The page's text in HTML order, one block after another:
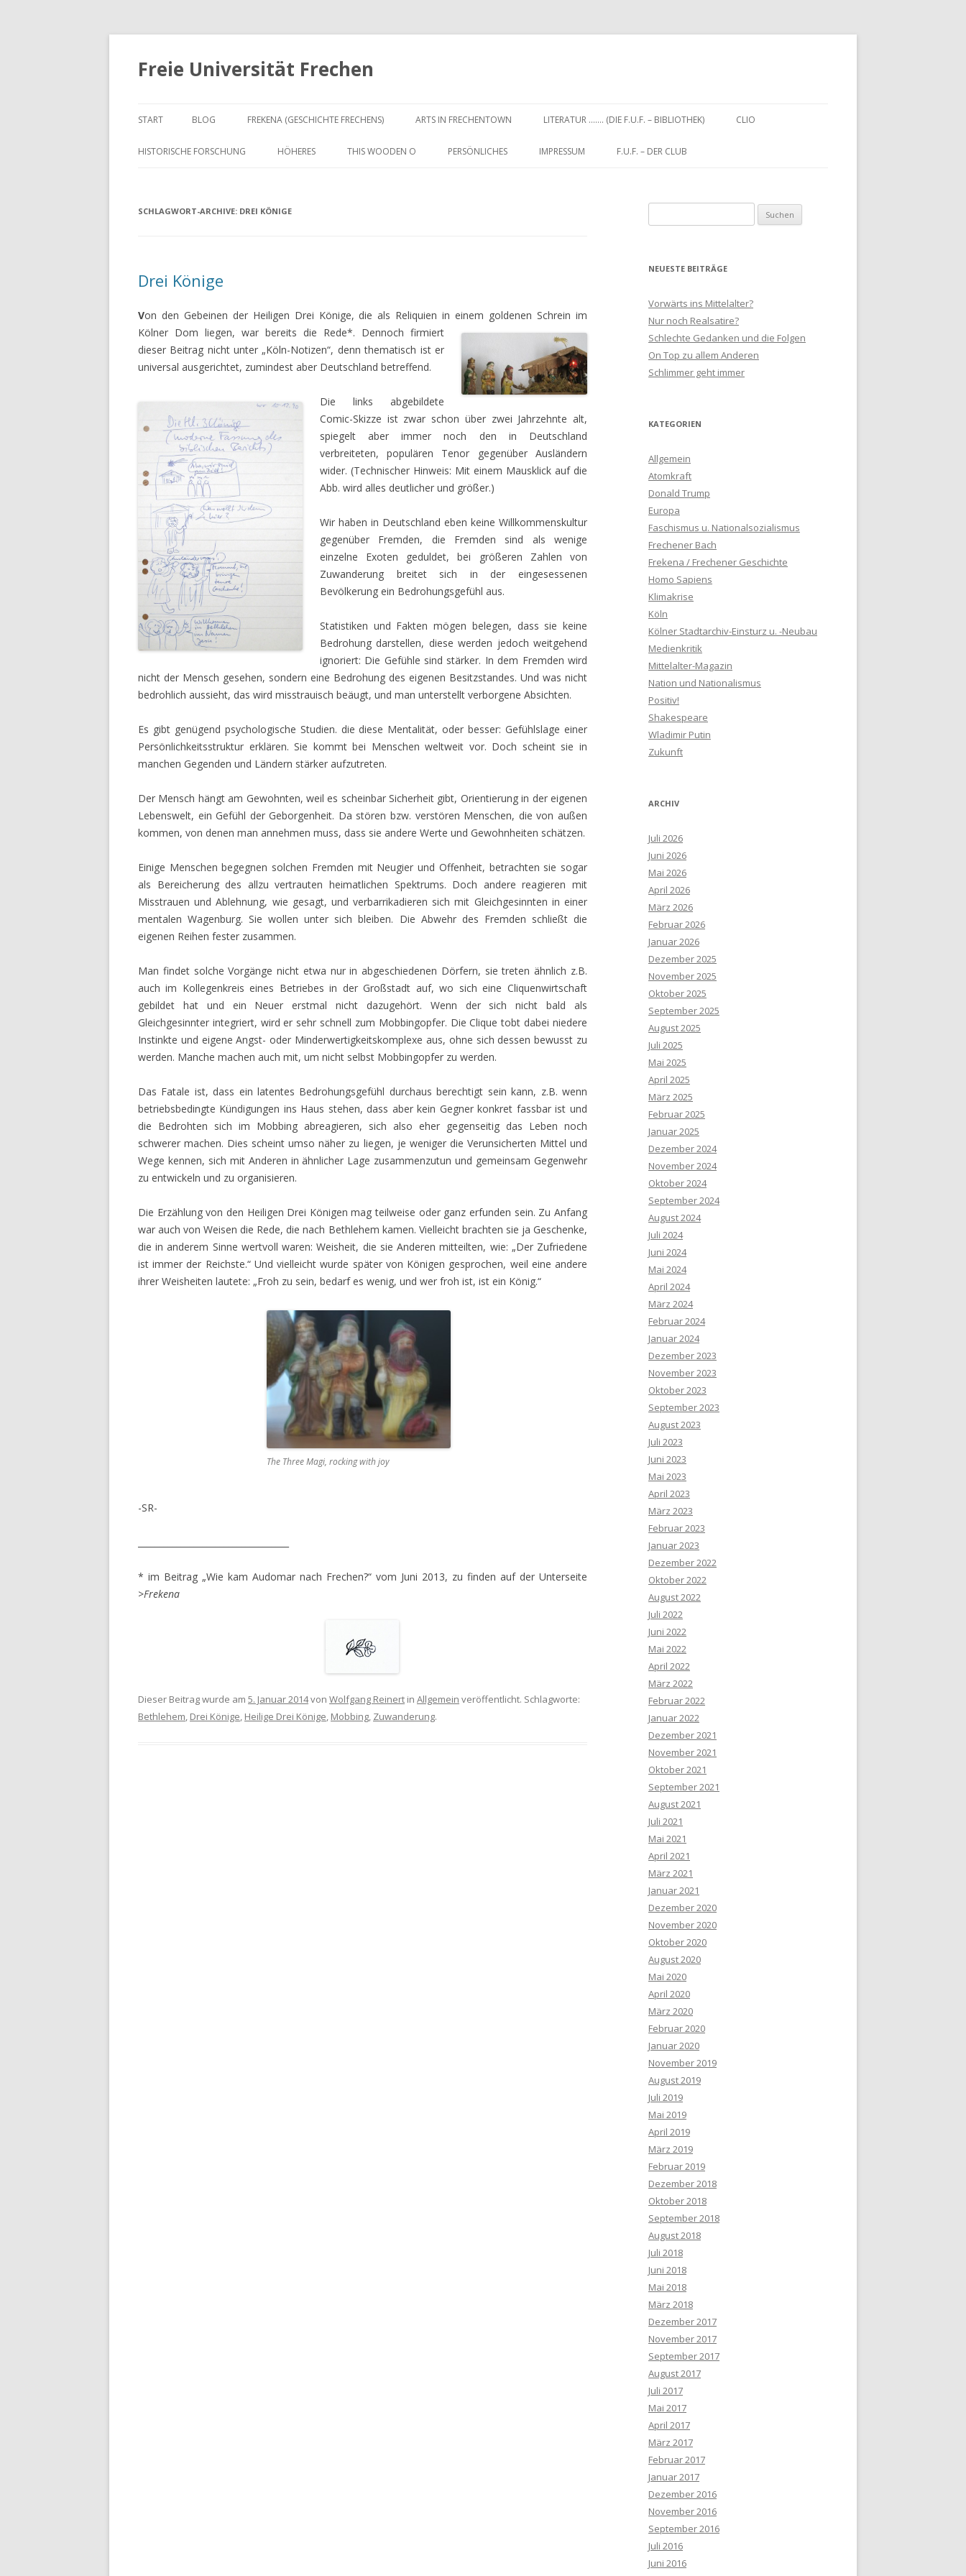
Freie Universität Frechen
Inhalt
START BLOG FREKENA (GESCHICHTE FRECHENS) ARTS IN FRECHENTOWN LITERATUR ……. (DIE F.U.F. – BIBLIOTHEK) CLIO
HISTORISCHE FORSCHUNG HÖHERES THIS WOODEN O PERSÖNLICHES IMPRESSUM F.U.F. – DER CLUB
SCHLAGWORT-ARCHIVE: DREI KÖNIGE
Drei Könige
Von den Gebeinen der Heiligen Drei Könige, die als Reliquien in einem goldenen Schrein im
Kölner Dom liegen, war bereits die Rede*. Dennoch firmiert
dieser Beitrag nicht unter „Köln-Notizen“, denn thematisch ist er
universal ausgerichtet, zumindest aber Deutschland betreffend.
Die links abgebildete
Comic-Skizze ist zwar schon über zwei Jahrzehnte alt,
spiegelt aber immer noch den in Deutschland
verbreiteten, populären Tenor gegenüber Ausländern
wider. (Technischer Hinweis: Mit einem Mausklick auf die
Abb. wird alles deutlicher und größer.)
Wir haben in Deutschland eben keine Willkommenskultur
gegenüber Fremden, die Fremden sind als wenige
einzelne Exoten geduldet, bei größeren Zahlen von
Zuwanderung breitet sich in der eingesessenen
Bevölkerung ein Bedrohungsgefühl aus.
Statistiken und Fakten mögen belegen, dass sie keine
Bedrohung darstellen, diese werden jedoch weitgehend
ignoriert: Die Gefühle sind stärker. In dem Fremden wird
nicht der Mensch gesehen, sondern eine Bedrohung des eigenen Besitzstandes. Und was nicht
bedrohlich aussieht, das wird misstrauisch beäugt, und man unterstellt verborgene Absichten.
Es gibt genügend psychologische Studien. die diese Mentalität, oder besser: Gefühlslage einer
Persönlichkeitsstruktur erklären. Sie kommt bei Menschen weltweit vor. Doch scheint sie in
manchen Gegenden und Ländern stärker aufzutreten.
Der Mensch hängt am Gewohnten, weil es scheinbar Sicherheit gibt, Orientierung in der eigenen
Lebenswelt, ein Gefühl der Geborgenheit. Da stören bzw. verstören Menschen, die von außen
kommen, von denen man annehmen muss, dass sie andere Werte und Gewohnheiten schätzen.
Einige Menschen begegnen solchen Fremden mit Neugier und Offenheit, betrachten sie sogar
als Bereicherung des allzu vertrauten heimatlichen Spektrums. Doch andere reagieren mit
Misstrauen und Ablehnung, wie gesagt, und verbarrikadieren sich mit Gleichgesinnten in einer
mentalen Wagenburg. Sie wollen unter sich bleiben. Die Abwehr des Fremden schließt die
eigenen Reihen fester zusammen.
Man findet solche Vorgänge nicht etwa nur in abgeschiedenen Dörfern, sie treten ähnlich z.B.
auch im Kollegenkreis eines Betriebes in der Großstadt auf, wo sich eine Cliquenwirtschaft
gebildet hat und ein Neuer erstmal nicht dazugehört. Wenn der sich nicht bald als
Gleichgesinnter integriert, wird er sehr schnell zum Mobbingopfer. Die Clique tobt dabei niedere
Instinkte und eigene Angst- oder Minderwertigkeitskomplexe aus, ohne sich dessen bewusst zu
werden. Manche machen auch mit, um nicht selbst Mobbingopfer zu werden.
Das Fatale ist, dass ein latentes Bedrohungsgefühl durchaus berechtigt sein kann, z.B. wenn
betriebsbedingte Kündigungen ins Haus stehen, dass aber kein Gegner konkret fassbar ist und
die Bedrohten sich im Mobbing abreagieren, sich also eher gegenseitig das Leben noch
schwerer machen. Dies scheint umso näher zu liegen, je weniger die Verunsicherten Mittel und
Wege kennen, sich mit Anderen in ähnlicher Lage zusammenzutun und gemeinsam Gegenwehr
zu entwickeln und zu organisieren.
Die Erzählung von den Heiligen Drei Königen mag teilweise oder ganz erfunden sein. Zu Anfang
war auch von Weisen die Rede, die nach Bethlehem kamen. Vielleicht brachten sie ja Geschenke,
die in anderem Sinne wertvoll waren: Weisheit, die sie Anderen mitteilten, wie: „Der Zufriedene
ist immer der Reichste.“ Und vielleicht wurde später von Königen gesprochen, weil eine andere
ihrer Weisheiten lautete: „Froh zu sein, bedarf es wenig, und wer froh ist, ist ein König.“
The Three Magi, rocking with joy
-SR-
* im Beitrag „Wie kam Audomar nach Frechen?“ vom Juni 2013, zu finden auf der Unterseite
>Frekena
Dieser Beitrag wurde am 5. Januar 2014von Wolfgang Reinert in Allgemein veröffentlicht. Schlagworte:
Bethlehem, Drei Könige, Heilige Drei Könige, Mobbing, Zuwanderung.
nach:
NEUESTE BEITRÄGE
Vorwärts ins Mittelalter?
Nur noch Realsatire?
Schlechte Gedanken und die Folgen
On Top zu allem Anderen
Schlimmer geht immer
KATEGORIEN
Allgemein
Atomkraft
Donald Trump
Europa
Faschismus u. Nationalsozialismus
Frechener Bach
Frekena / Frechener Geschichte
Homo Sapiens
Klimakrise
Köln
Kölner Stadtarchiv-Einsturz u. -Neubau
Medienkritik
Mittelalter-Magazin
Nation und Nationalismus
Positiv!
Shakespeare
Wladimir Putin
Zukunft
ARCHIV
Juli 2026
Juni 2026
Mai 2026
April 2026
März 2026
Februar 2026
Januar 2026
Dezember 2025
November 2025
Oktober 2025
September 2025
August 2025
Juli 2025
Mai 2025
April 2025
März 2025
Februar 2025
Januar 2025
Dezember 2024
November 2024
Oktober 2024
September 2024
August 2024
Juli 2024
Juni 2024
Mai 2024
April 2024
März 2024
Februar 2024
Januar 2024
Dezember 2023
November 2023
Oktober 2023
September 2023
August 2023
Juli 2023
Juni 2023
Mai 2023
April 2023
März 2023
Februar 2023
Januar 2023
Dezember 2022
Oktober 2022
August 2022
Juli 2022
Juni 2022
Mai 2022
April 2022
März 2022
Februar 2022
Januar 2022
Dezember 2021
November 2021
Oktober 2021
September 2021
August 2021
Juli 2021
Mai 2021
April 2021
März 2021
Januar 2021
Dezember 2020
November 2020
Oktober 2020
August 2020
Mai 2020
April 2020
März 2020
Februar 2020
Januar 2020
November 2019
August 2019
Juli 2019
Mai 2019
April 2019
März 2019
Februar 2019
Dezember 2018
Oktober 2018
September 2018
August 2018
Juli 2018
Juni 2018
Mai 2018
März 2018
Dezember 2017
November 2017
September 2017
August 2017
Juli 2017
Mai 2017
April 2017
März 2017
Februar 2017
Januar 2017
Dezember 2016
November 2016
September 2016
Juli 2016
Juni 2016